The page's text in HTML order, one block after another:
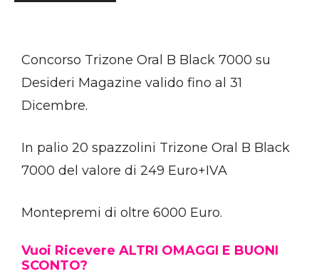
Concorso Trizone Oral B Black 7000 su
Desideri Magazine valido fino al 31
Dicembre.
In palio 20 spazzolini Trizone Oral B Black
7000 del valore di 249 Euro+IVA
Montepremi di oltre 6000 Euro.
Vuoi Ricevere ALTRI OMAGGI E BUONI
SCONTO?